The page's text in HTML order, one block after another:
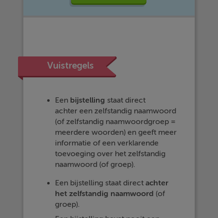
Vuistregels
Een bijstelling staat direct
achter een zelfstandig naamwoord
(of zelfstandig naamwoordgroep =
meerdere woorden) en geeft meer
informatie of een verklarende
toevoeging over het zelfstandig
naamwoord (of groep).
Een bijstelling staat directachter
het zelfstandig naamwoord (of
groep).